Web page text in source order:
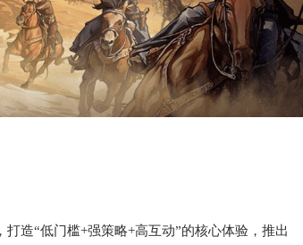
造“低门槛+强策略+高互动”的核心体验，推出